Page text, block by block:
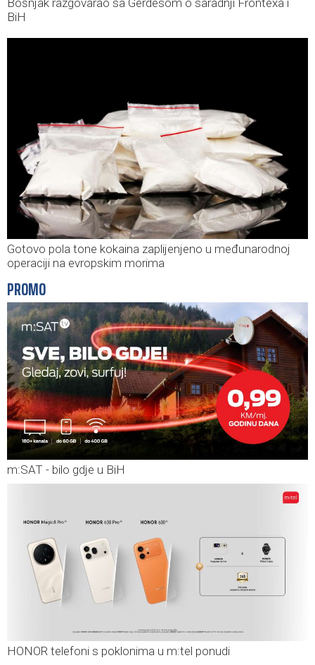
Bošnjak razgovarao sa Gerdesom o saradnji Frontexa i
BiH
Gotovo pola tone kokaina zaplijenjeno u međunarodnoj
operaciji na evropskim morima
PROMO
m:SAT - bilo gdje u BiH
HONOR telefoni s poklonima u m:tel ponudi